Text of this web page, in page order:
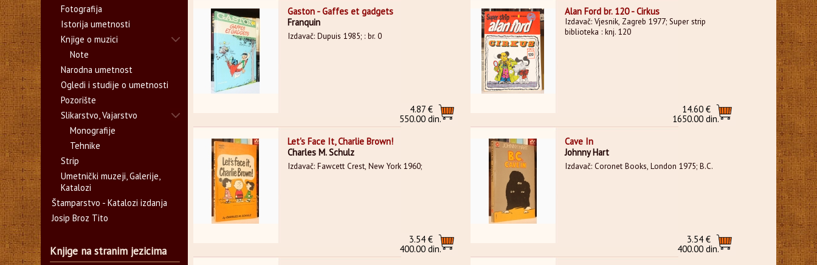
Gaston - Gaffes et gadgets
Franquin
Izdavač: Dupuis 1985; : br. 0
4.87 €
550.00 din.
Alan Ford br. 120 - Cirkus
Izdavač: Vjesnik, Zagreb 1977; Super strip
biblioteka : knj. 120
14.60 €
1650.00 din.
Let's Face It, Charlie Brown!
Charles M. Schulz
Izdavač: Fawcett Crest, New York 1960;
3.54 €
400.00 din.
Cave In
Johnny Hart
Izdavač: Coronet Books, London 1975; B.C.
3.54 €
400.00 din.
Fotografija
Istorija umetnosti
Knjige o muzici
Note
Narodna umetnost
Ogledi i studije o umetnosti
Pozorište
Slikarstvo, Vajarstvo
Monografije
Tehnike
Strip
Umetnički muzeji, Galerije,
Katalozi
Štamparstvo - Katalozi izdanja
Josip Broz Tito
Knjige na stranim jezicima